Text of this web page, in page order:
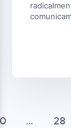
... 28